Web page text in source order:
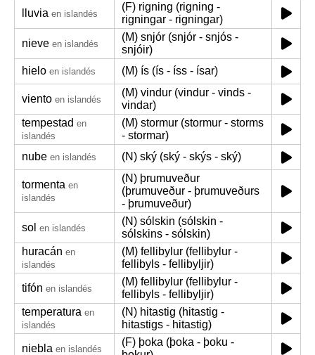
lluvia en islandés
(F) rigning (rigning -
rigningar - rigningar)
nieve en islandés
(M) snjór (snjór - snjós -
snjóir)
hielo en islandés (M) ís (ís - íss - ísar)
viento en islandés
(M) vindur (vindur - vinds -
vindar)
tempestad en
islandés
(M) stormur (stormur - storms
- stormar)
nube en islandés (N) ský (ský - skýs - ský)
tormenta en
islandés
(N) þrumuveður
(þrumuveður - þrumuveðurs
- þrumuveður)
sol en islandés
(N) sólskin (sólskin -
sólskins - sólskin)
huracán en
islandés
(M) fellibylur (fellibylur -
fellibyls - fellibyljir)
tifón en islandés
(M) fellibylur (fellibylur -
fellibyls - fellibyljir)
temperatura en
islandés
(N) hitastig (hitastig -
hitastigs - hitastig)
niebla en islandés
(F) þoka (þoka - þoku -